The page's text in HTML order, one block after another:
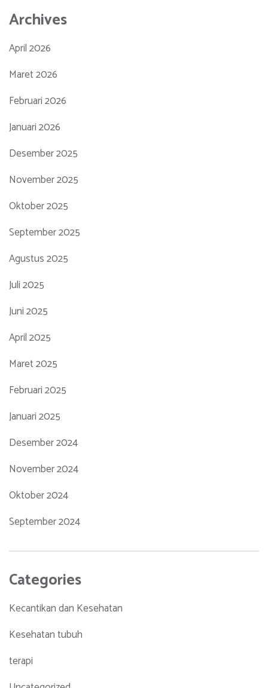
Archives
April 2026
Maret 2026
Februari 2026
Januari 2026
Desember 2025
November 2025
Oktober 2025
September 2025
Agustus 2025
Juli 2025
Juni 2025
April 2025
Maret 2025
Februari 2025
Januari 2025
Desember 2024
November 2024
Oktober 2024
September 2024
Categories
Kecantikan dan Kesehatan
Kesehatan tubuh
terapi